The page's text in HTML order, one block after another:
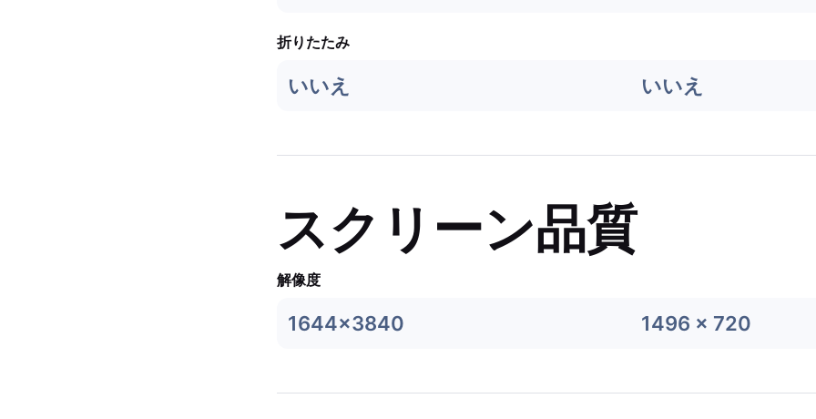
折りたたみ
いいえ いいえ
スクリーン品質
解像度
1644x3840 1496 x 720